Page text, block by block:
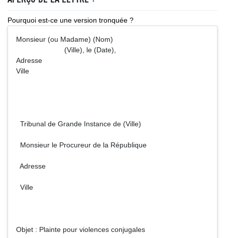
Pourquoi est-ce une version tronquée ?
Monsieur (ou Madame) (Nom)
(Ville), le (Date),
Adresse
Ville
Tribunal de Grande Instance de (Ville)
Monsieur le Procureur de la République
Adresse
Ville
Objet : Plainte pour violences conjugales